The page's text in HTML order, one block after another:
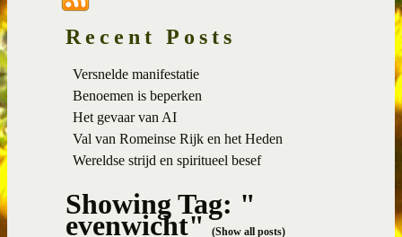
Recent Posts
Versnelde manifestatie
Benoemen is beperken
Het gevaar van AI
Val van Romeinse Rijk en het Heden
Wereldse strijd en spiritueel besef
Showing Tag: "
evenwicht"(Show all posts)